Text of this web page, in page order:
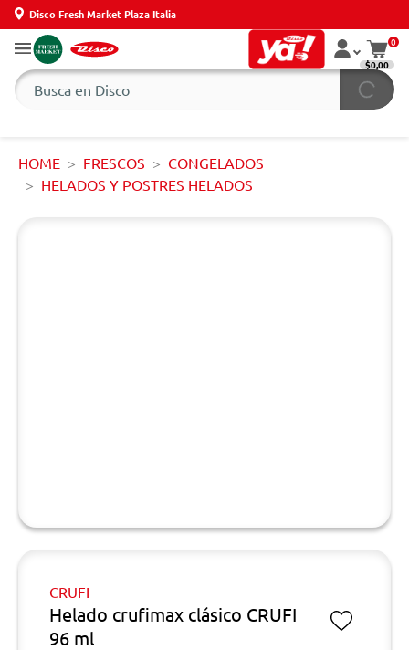
Disco Fresh Market Plaza Italia
0
$0,00
HOME FRESCOS
CONGELADOS
HELADOS Y POSTRES HELADOS
CRUFI
Helado crufimax clásico CRUFI
96 ml